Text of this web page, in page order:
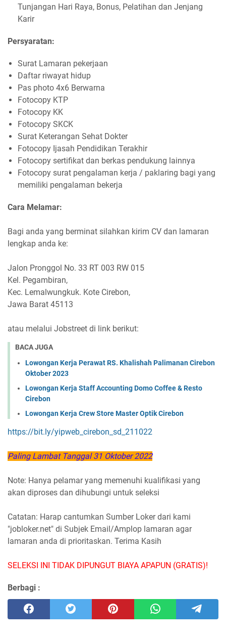
Tunjangan Hari Raya, Bonus, Pelatihan dan Jenjang
Karir
Persyaratan:
Surat Lamaran pekerjaan
Daftar riwayat hidup
Pas photo 4x6 Berwarna
Fotocopy KTP
Fotocopy KK
Fotocopy SKCK
Surat Keterangan Sehat Dokter
Fotocopy Ijasah Pendidikan Terakhir
Fotocopy sertifikat dan berkas pendukung lainnya
Fotocopy surat pengalaman kerja / paklaring bagi yang
memiliki pengalaman bekerja
Cara Melamar:
Bagi anda yang berminat silahkan kirim CV dan lamaran
lengkap anda ke:
Jalon Pronggol No. 33 RT 003 RW 015
Kel. Pegambiran,
Kec. Lemalwungkuk. Kote Cirebon,
Jawa Barat 45113
atau melalui Jobstreet di link berikut:
BACA JUGA
Lowongan Kerja Perawat RS. Khalishah Palimanan Cirebon
Oktober 2023
Lowongan Kerja Staff Accounting Domo Coffee & Resto
Cirebon
Lowongan Kerja Crew Store Master Optik Cirebon
https://bit.ly/yipweb_cirebon_sd_211022
Paling Lambat Tanggal 31 Oktober 2022
Note: Hanya pelamar yang memenuhi kualifikasi yang
akan diproses dan dihubungi untuk seleksi
Catatan: Harap cantumkan Sumber Loker dari kami
"jobloker.net" di Subjek Email/Amplop lamaran agar
lamaran anda di prioritaskan. Terima Kasih
SELEKSI INI TIDAK DIPUNGUT BIAYA APAPUN (GRATIS)!
Berbagi :